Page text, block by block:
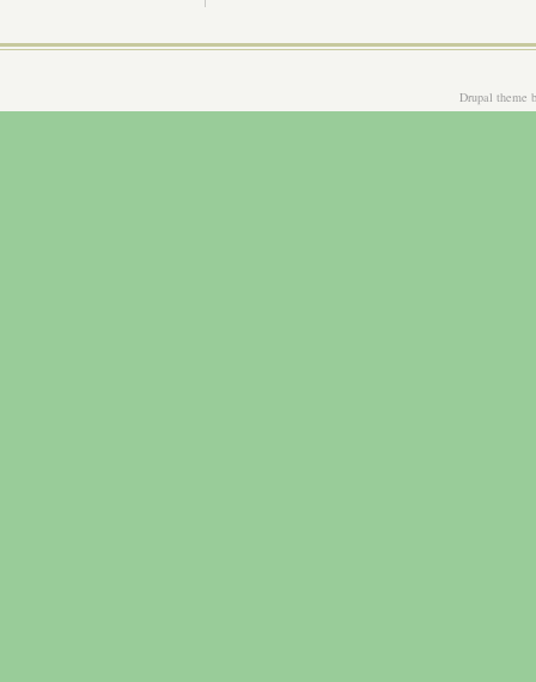
Drupal theme